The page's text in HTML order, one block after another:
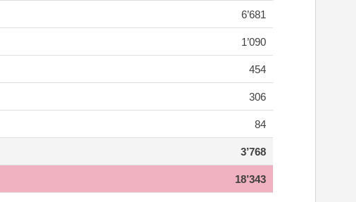
6’681
1’090
454
306
84
3’768
18’343